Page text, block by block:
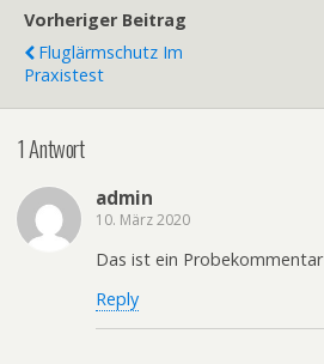
Vorheriger Beitrag
Fluglärmschutz Im
Praxistest
1 Antwort
admin
10. März 2020
Das ist ein Probekommentar
Reply